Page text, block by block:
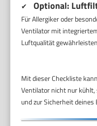
✔ Optional:
Für Allergiker oder
Ventilator mit
Luftqualität
Mit dieser Checkliste
Ventilator nicht nur kühlt,
und zur Sicherheit deines